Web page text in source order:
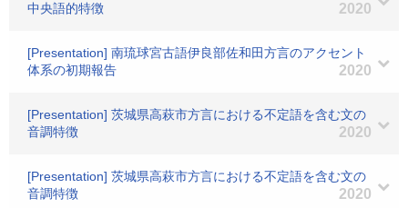
中央語的特徴
2020
[Presentation] 南琉球宮古語伊良部佐和田方言のアクセント
体系の初期報告
2020
[Presentation] 茨城県高萩市方言における不定語を含む文の
音調特徴
2020
[Presentation] 茨城県高萩市方言における不定語を含む文の
音調特徴
2020